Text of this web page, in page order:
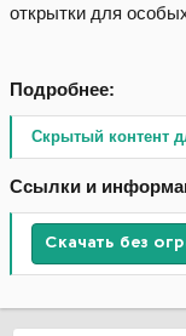
открытки для
Подробнее:
Скрытый контент
Ссылки и
Скачать без